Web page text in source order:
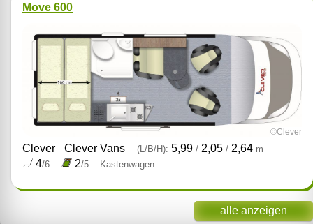
Move 600
©Clever
Clever Clever Vans (L/B/H): 5,99 /2,05 /2,64 m
4/6 2/5 Kastenwagen
alle anzeigen